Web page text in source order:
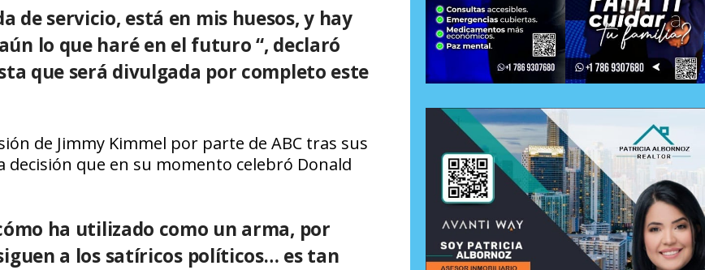
de servicio, está en mis huesos, y hay
lo que haré en el futuro “, declaró
que será divulgada por completo este
de Jimmy Kimmel por parte de ABC tras sus
que en su momento celebró Donald
ha utilizado como un arma, por
a los satíricos políticos… es tan